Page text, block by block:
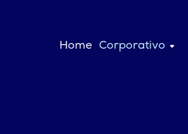
Home Corporativo